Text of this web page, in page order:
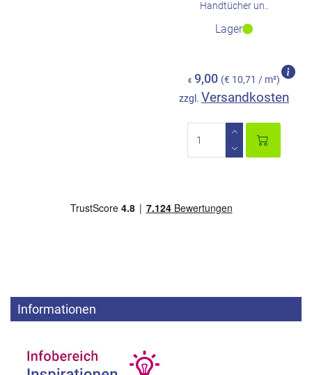
Handtücher un..
Lager
€ 9,00 (€ 10,71 / m²)
zzgl. Versandkosten
Informationen